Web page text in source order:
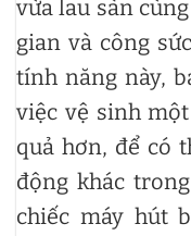
vừa lau sàn
gian và công
tính năng này,
việc vệ sinh
quả hơn, để có
động khác
chiếc máy hút